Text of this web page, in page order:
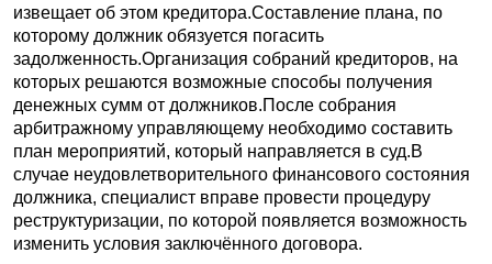
извещает об этом кредитора.Составление плана, по
которому должник обязуется погасить
задолженность.Организация собраний кредиторов, на
которых решаются возможные способы получения
денежных сумм от должников.После собрания
арбитражному управляющему необходимо составить
план мероприятий, который направляется в суд.В
случае неудовлетворительного финансового состояния
должника, специалист вправе провести процедуру
реструктуризации, по которой появляется возможность
изменить условия заключённого договора.